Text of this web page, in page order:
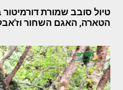
טיול סובב שמורת דורמיטור
הטארה, האגם השחור